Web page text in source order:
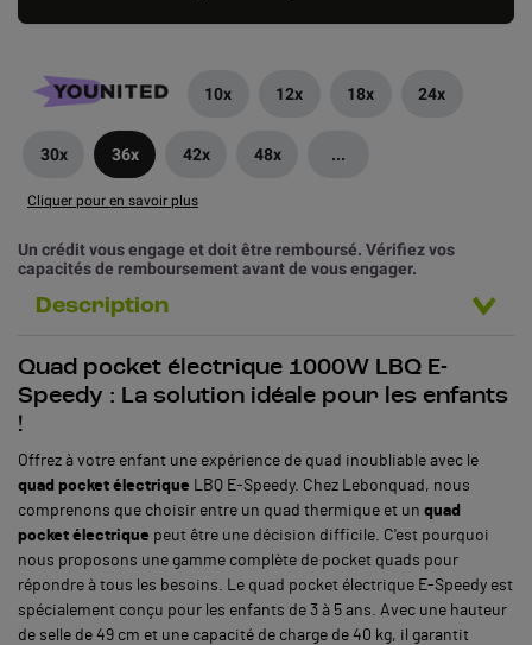
10x 12x 18x 24x
30x 36x 42x 48x ...
Cliquer pour en savoir plus
Un crédit vous engage et doit être remboursé. Vérifiez vos
capacités de remboursement avant de vous engager.
Description
Quad pocket électrique 1000W LBQ E-
Speedy : La solution idéale pour les enfants
!
Offrez à votre enfant une expérience de quad inoubliable avec le
quad pocket électrique LBQ E-Speedy. Chez Lebonquad, nous
comprenons que choisir entre un quad thermique et un quad
pocket électrique peut être une décision difficile. C'est pourquoi
nous proposons une gamme complète de pocket quads pour
répondre à tous les besoins. Le quad pocket électrique E-Speedy est
spécialement conçu pour les enfants de 3 à 5 ans. Avec une hauteur
de selle de 49 cm et une capacité de charge de 40 kg, il garantit